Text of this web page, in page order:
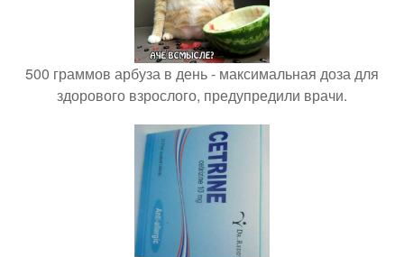
500 граммов арбуза в день - максимальная доза для
здорового взрослого, предупредили врачи.